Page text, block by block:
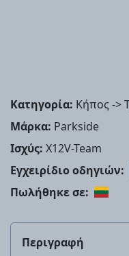
Κατηγορία: Κήπος ->
Μάρκα: Parkside
Ισχύς: X12V-Team
Εγχειρίδιο οδηγιών:
Πωλήθηκε σε:
Περιγραφή